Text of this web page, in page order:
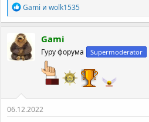
Р
е
а
к
ц
и
и
Gami иwolk1535
Gami
Гуру форума Supermoderator
06.12.2022